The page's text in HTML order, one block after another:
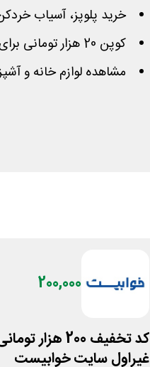
خرید پلوپز، آسیاب
کوپن 20 هزار تومانی برای سفارش های بیش از 500 هزار
مشاهده لوازم خانه و
200,000
کد تخفیف 200 هزار
غیراول سایت خوابیست